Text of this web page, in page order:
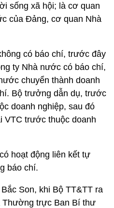
sống xã hội; là cơ quan
của Đảng, cơ quan Nhà
có báo chí, trước đây
ty Nhà nước có báo chí,
chuyển thành doanh
Bộ trưởng dẫn dụ, trước
doanh nghiệp, sau đó
VTC trước thuộc doanh
hoạt động liên kết tự
báo chí.
Son, khi Bộ TT&TT ra
trực Ban Bí thư